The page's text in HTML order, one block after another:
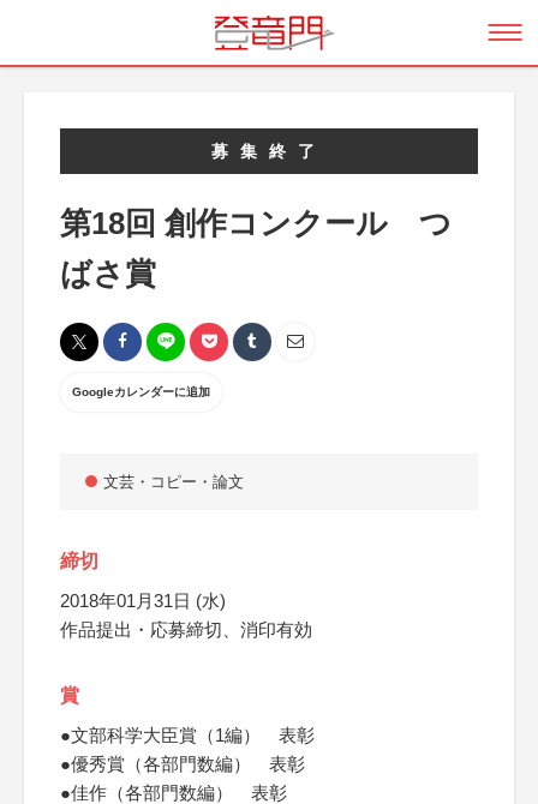
募集終了
第18回 創作コンクール つ
ばさ賞
Googleカレンダーに追加
文芸・コピー・論文
締切
2018年01月31日 (水)
作品提出・応募締切、消印有効
賞
●文部科学大臣賞（1編） 表彰
●優秀賞（各部門数編） 表彰
●佳作（各部門数編） 表彰